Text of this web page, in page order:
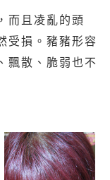
而且凌亂的頭
受損。豬豬形容
飄散、脆弱也不